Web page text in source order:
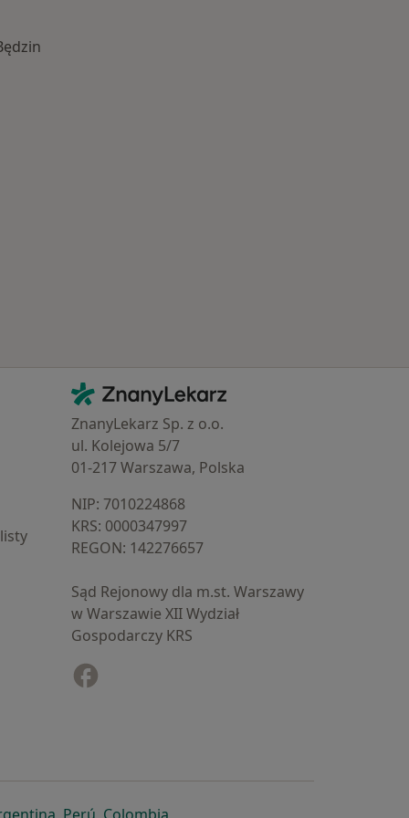
Kontakt
ZnanyLekarz - Strona główna
ZnanyLekarz Sp. z o.o.
ul. Kolejowa 5/7
01-217 Warszawa, Polska
NIP: ⁠7010224868
KRS: ⁠0000347997
REGON: ⁠142276657
Sąd Rejonowy dla m.st. Warszawy
w Warszawie XII Wydział
Gospodarczy KRS
karcie
w nowej karcie
się w nowej karcie
otwiera się w nowej karcie
otwiera się w nowej karcie
otwiera się w nowej karcie